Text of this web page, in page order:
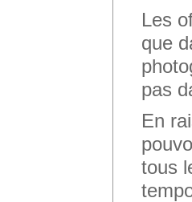
Les
que
pas
En
tous